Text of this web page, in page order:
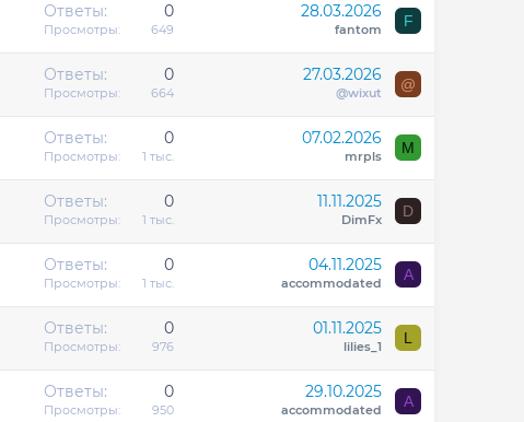
Ответы 0
Просмотры 649
28.03.2026
fantom F
Ответы 0
Просмотры 664
27.03.2026
@wixut @
Ответы 0
Просмотры 1 тыс.
07.02.2026
mrpls M
Ответы 0
Просмотры 1 тыс.
11.11.2025
DimFx D
Ответы 0
Просмотры 1 тыс.
04.11.2025
accommodated A
Ответы 0
Просмотры 976
01.11.2025
lilies_1 L
Ответы 0
Просмотры 950
29.10.2025
accommodated A